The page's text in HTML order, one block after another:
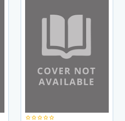
star_borderstar_borderstar_borderstar_borderstar_border